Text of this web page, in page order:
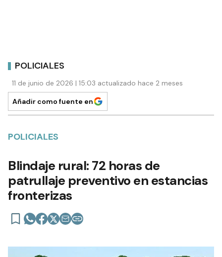
POLICIALES
11 de junio de 2026 | 15:03 actualizado hace 2 meses
Añadir como fuente en
POLICIALES
Blindaje rural: 72 horas de
patrullaje preventivo en estancias
fronterizas